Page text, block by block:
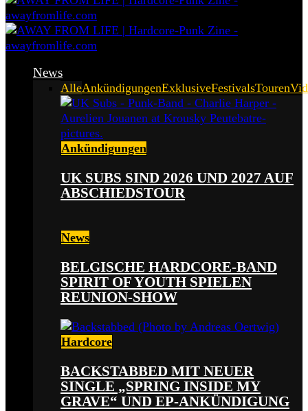
News
AlleAnkündigungenExklusiveFestivalsTouren
Ankündigungen
UK SUBS SIND 2026 UND 2027 AUF
ABSCHIEDSTOUR
News
BELGISCHE HARDCORE-BAND
SPIRIT OF YOUTH SPIELEN
REUNION-SHOW
Hardcore
BACKSTABBED MIT NEUER
SINGLE „SPRING INSIDE MY
GRAVE“ UND EP-ANKÜNDIGUNG